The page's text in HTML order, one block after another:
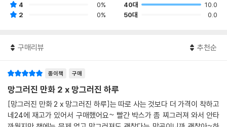
4
0%
2
0%
40대
10.0
50대
0.0
구매리뷰 추천순
종이책 구매
망그러진 만화 2 x 망그러진 하루
[망그러진 만화 2 x 망그러진 하루]는 따로 사는 것보다 더 가격이 착하고
네24에 재고가 있어서 구매했어요~ 빨간 박스가 좀 찌그러져 와서 안타